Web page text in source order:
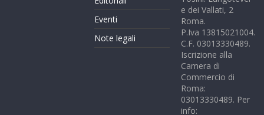
Eventi
Note legali
e dei Vallati, 2
Roma.
P.Iva 13815021004.
C.F. 03013330489.
Iscrizione alla
Camera di
Commercio di
Roma:
03013330489. Per
info: